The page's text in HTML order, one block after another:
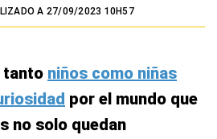
A 27/09/2023 10H57
tanto niños como niñas
por el mundo que
no solo quedan